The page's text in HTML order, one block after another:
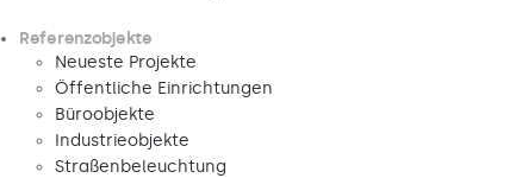
Referenzobjekte
Neueste Projekte
Öffentliche Einrichtungen
Büroobjekte
Industrieobjekte
Straßenbeleuchtung